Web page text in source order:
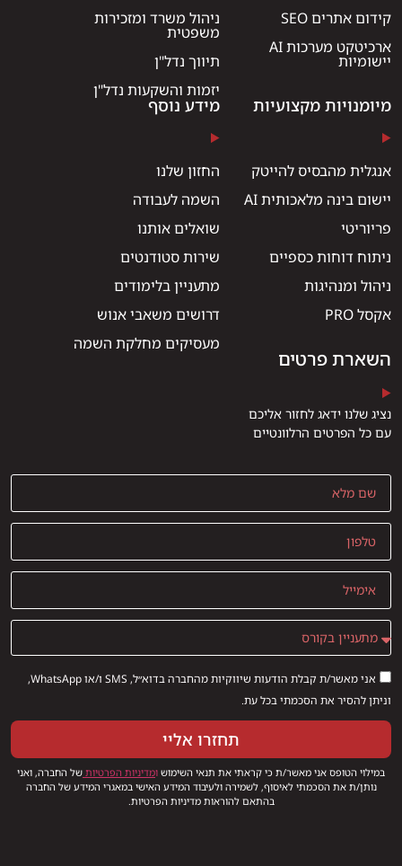
קידום אתרים SEO
ארכיטקט מערכות AI
יישומיות
ניהול משרד ומזכירות
משפטית
תיווך נדל"ן
יזמות והשקעות נדל"ן
מיומנויות מקצועיות
אנגלית מהבסיס להייטק
יישום בינה מלאכותית AI
פריוריטי
ניתוח דוחות כספיים
ניהול ומנהיגות
אקסל PRO
מידע נוסף
החזון שלנו
השמה לעבודה
שואלים אותנו
שירות סטודנטים
מתעניין בלימודים
דרושים משאבי אנוש
מעסיקים מחלקת השמה
השארת פרטים
נציג שלנו ידאג לחזור אליכם
עם כל הפרטים הרלוונטיים
אני מאשר/ת קבלת הודעות שיווקיות מהחברה בדוא״ל, SMS ו/או WhatsApp,
וניתן להסיר את הסכמתי בכל עת.
תחזרו אליי
במילוי הטופס אני מאשר/ת כי קראתי את תנאי השימוש ומדיניות הפרטיות של החברה, ואני
נותן/ת את הסכמתי לאיסוף, לשמירה ולעיבוד המידע האישי במאגרי המידע של החברה
בהתאם להוראות מדיניות הפרטיות.